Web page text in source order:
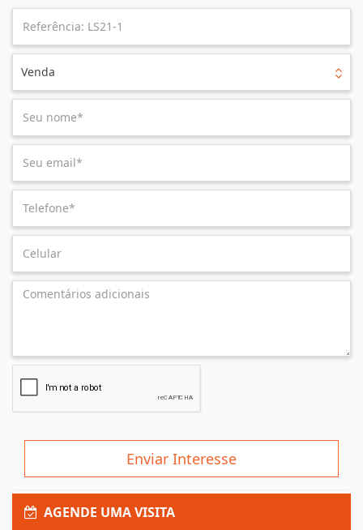
Venda
Enviar Interesse
AGENDE UMA VISITA